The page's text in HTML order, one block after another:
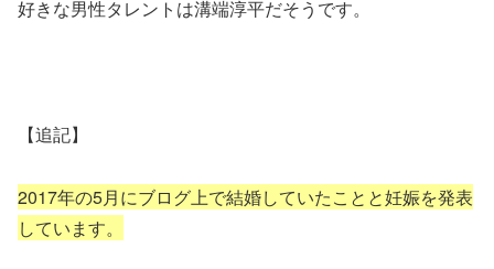
好きな男性タレントは溝端淳平だそうです。
【追記】
2017年の5月にブログ上で結婚していたことと妊娠を発表
しています。